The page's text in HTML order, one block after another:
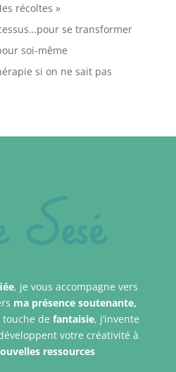
récoltes »
se transformer
soi-même
si on ne sait pas
, je vous accompagne vers
ma présence soutenante,
touche defantaisie, j’invente
votre créativité à
ressources